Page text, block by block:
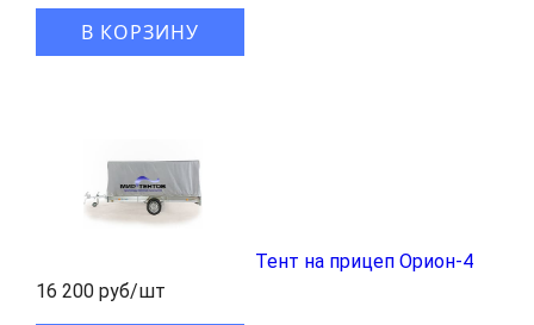
В КОРЗИНУ
Тент на прицеп Орион-4
16 200 руб/шт